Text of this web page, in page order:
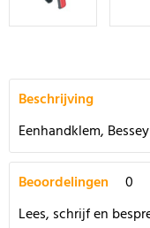
Beschrijving
Eenhandklem,
Beoordelingen
0
Lees, schrijf en